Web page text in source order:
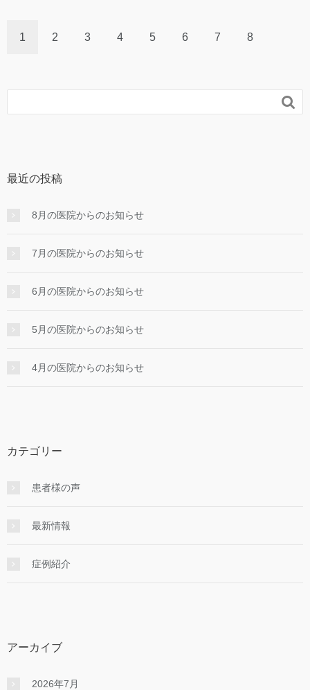
1 2 3 4 5 6 7 8

最近の投稿
8月の医院からのお知らせ
7月の医院からのお知らせ
6月の医院からのお知らせ
5月の医院からのお知らせ
4月の医院からのお知らせ
カテゴリー
患者様の声
最新情報
症例紹介
アーカイブ
2026年7月